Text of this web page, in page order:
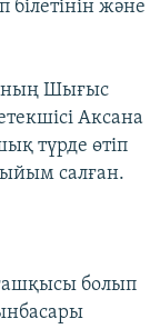
білетінін және
Шығыс
Аксана
түрде өтіп
салған.
болып